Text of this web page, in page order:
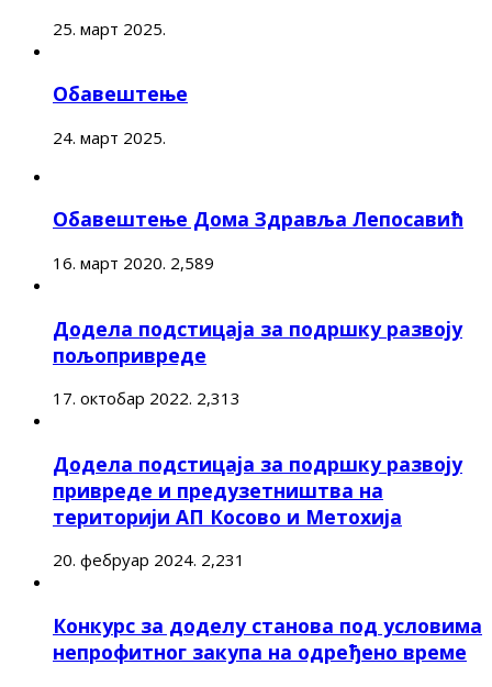
25. март 2025.
Обавештење
24. март 2025.
Обавештење Дома Здравља Лепосавић
16. март 2020. 2,589
Додела подстицаја за подршку развоју
пољопривреде
17. октобар 2022. 2,313
Додела подстицаја за подршку развоју
привреде и предузетништва на
територији АП Косово и Метохија
20. фебруар 2024. 2,231
Конкурс за доделу станова под условима
непрофитног закупа на одређено време